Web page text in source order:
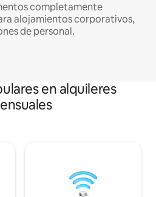
completamente
alojamientos corporativos,
de personal.
en alquileres